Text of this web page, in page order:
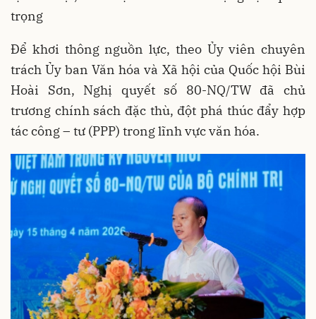
trọng
Để khơi thông nguồn lực, theo Ủy viên chuyên
trách Ủy ban Văn hóa và Xã hội của Quốc hội Bùi
Hoài Sơn, Nghị quyết số 80-NQ/TW đã chủ
trương chính sách đặc thù, đột phá thúc đẩy hợp
tác công – tư (PPP) trong lĩnh vực văn hóa.